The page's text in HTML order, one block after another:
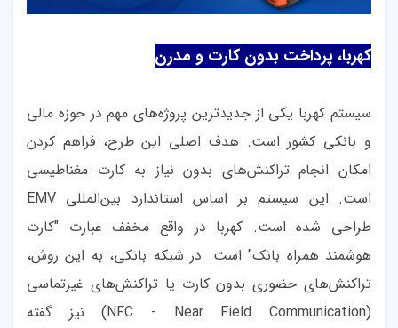
کهربا، پرداخت بدون کارت و مدرن
سیستم کهربا یکی از جدیدترین پروژه‌های مهم در حوزه مالی
و بانکی کشور است. هدف اصلی این طرح، فراهم کردن
امکان انجام تراکنش‌های بدون نیاز به کارت مغناطیسی
است. این سیستم بر اساس استاندارد بین‌المللی EMV
طراحی شده است. کهربا در واقع مخفف عبارت "کارت
هوشمند همراه بانک" است. در شبکه بانکی، به این روش،
تراکنش‌های حضوری بدون کارت یا تراکنش‌های غیرتماسی
(NFC - Near Field Communication) نیز گفته